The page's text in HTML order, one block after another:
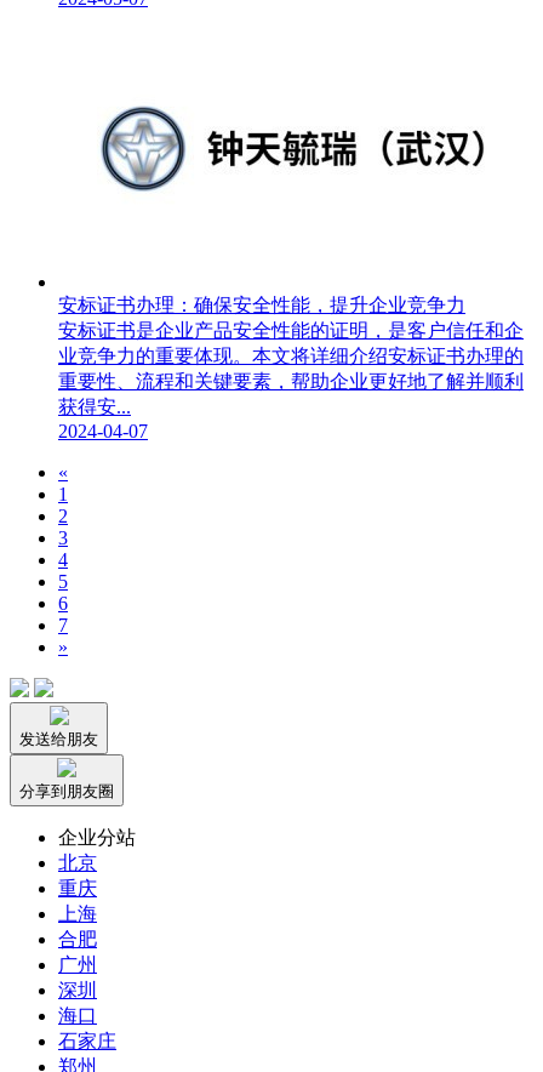
安标证书办理：确保安全性能，提升企业竞争力
安标证书是企业产品安全性能的证明，是客户信任和企
业竞争力的重要体现。本文将详细介绍安标证书办理的
重要性、流程和关键要素，帮助企业更好地了解并顺利
获得安...
2024-04-07
«
1
2
3
4
5
6
7
»
发送给朋友
分享到朋友圈
企业分站
北京
重庆
上海
合肥
广州
深圳
海口
石家庄
郑州